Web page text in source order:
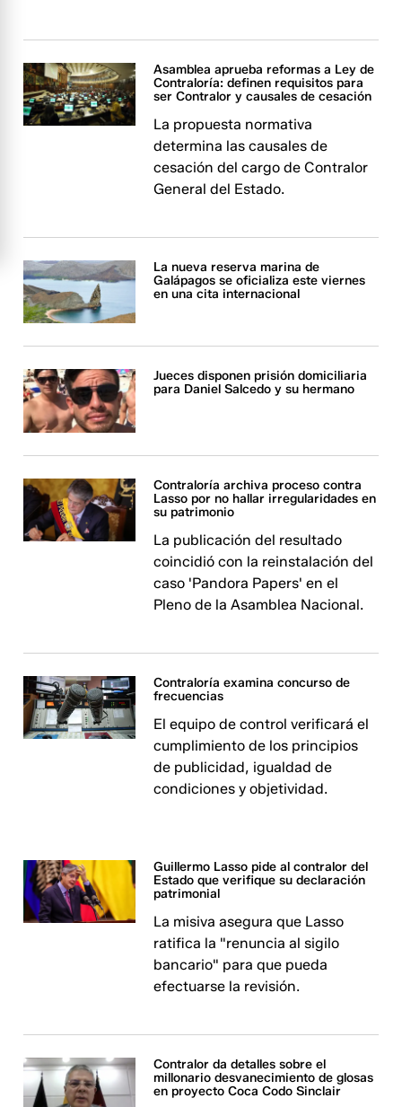
Asamblea aprueba reformas a Ley de
Contraloría: definen requisitos para
ser Contralor y causales de cesación
La propuesta normativa
determina las causales de
cesación del cargo de Contralor
General del Estado.
La nueva reserva marina de
Galápagos se oficializa este viernes
en una cita internacional
Jueces disponen prisión domiciliaria
para Daniel Salcedo y su hermano
Contraloría archiva proceso contra
Lasso por no hallar irregularidades en
su patrimonio
La publicación del resultado
coincidió con la reinstalación del
caso 'Pandora Papers' en el
Pleno de la Asamblea Nacional.
Contraloría examina concurso de
frecuencias
El equipo de control verificará el
cumplimiento de los principios
de publicidad, igualdad de
condiciones y objetividad.
Guillermo Lasso pide al contralor del
Estado que verifique su declaración
patrimonial
La misiva asegura que Lasso
ratifica la "renuncia al sigilo
bancario" para que pueda
efectuarse la revisión.
Contralor da detalles sobre el
millonario desvanecimiento de glosas
en proyecto Coca Codo Sinclair